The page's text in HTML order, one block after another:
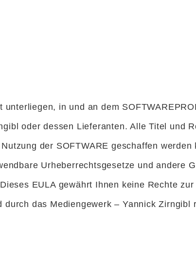
in und an dem
oder dessen Lieferanten. Alle Titel und
der SOFTWARE geschaffen werden
Urheberrechtsgesetze und andere
EULA gewährt Ihnen keine Rechte
das Mediengewerk – Yannick Zirngibl